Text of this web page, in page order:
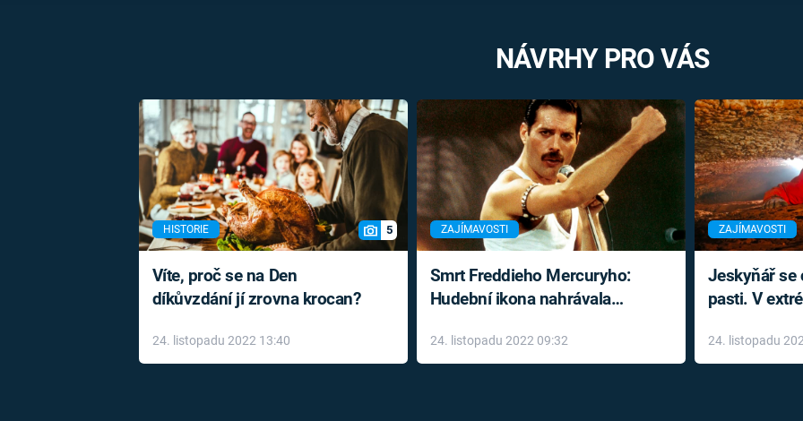
NÁVRHY PRO VÁS
HISTORIE 5
Víte, proč se na Den
díkůvzdání jí zrovna krocan?
24. listopadu 2022 13:40
ZAJÍMAVOSTI
Smrt Freddieho Mercuryho:
Hudební ikona nahrávala
léky
24. listopadu 2022 09:32
ZAJÍMAVOSTI
Jeskyňář se
pasti. V
24. listopadu